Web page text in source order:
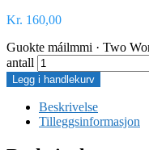
Kr 160,00
Guokte máilmmi · Two
antall
Legg i handlekurv
Beskrivelse
Tilleggsinformasjon